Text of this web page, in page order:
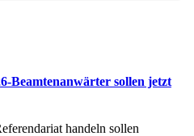
Beamtenanwärter sollen jetzt
handeln sollen